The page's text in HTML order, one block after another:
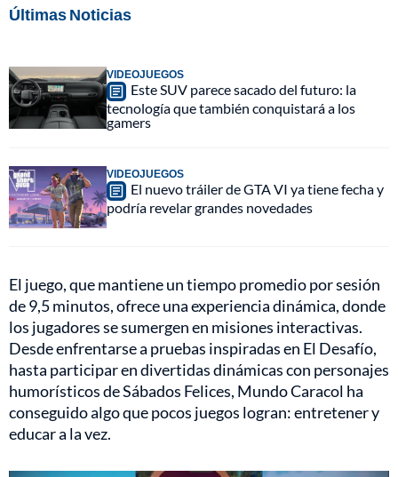
Últimas Noticias
VIDEOJUEGOS
Este SUV parece sacado del futuro: la
tecnología que también conquistará a los
gamers
VIDEOJUEGOS
El nuevo tráiler de GTA VI ya tiene fecha y
podría revelar grandes novedades
El juego, que mantiene un tiempo promedio por sesión
de 9,5 minutos, ofrece una experiencia dinámica, donde
los jugadores se sumergen en misiones interactivas.
Desde enfrentarse a pruebas inspiradas en El Desafío,
hasta participar en divertidas dinámicas con personajes
humorísticos de Sábados Felices, Mundo Caracol ha
conseguido algo que pocos juegos logran: entretener y
educar a la vez.